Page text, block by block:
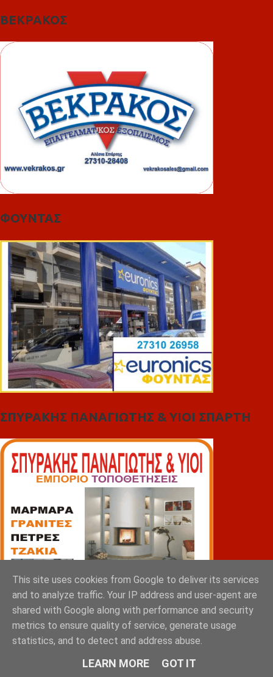
ΒΕΚΡΑΚΟΣ
ΦΟΥΝΤΑΣ
ΣΠΥΡΑΚΗΣ ΠΑΝΑΓΙΩΤΗΣ & YIOI ΣΠΑΡΤΗ
This site uses cookies from Google to deliver its services
and to analyze traffic. Your IP address and user-agent are
shared with Google along with performance and security
metrics to ensure quality of service, generate usage
statistics, and to detect and address abuse.
LEARN MORE GOT IT